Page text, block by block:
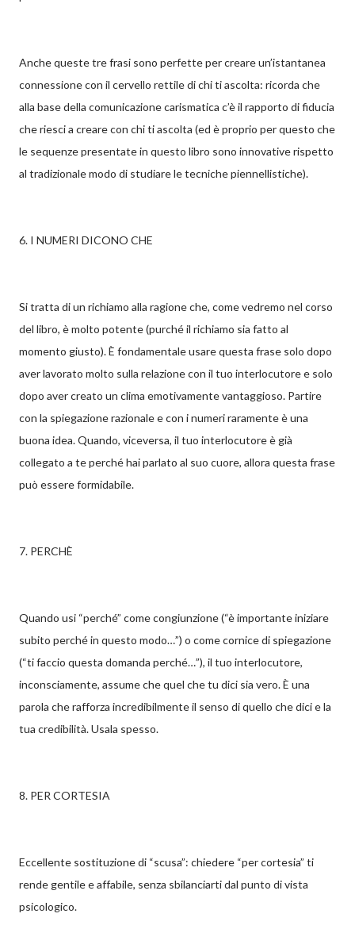
Anche queste tre frasi sono perfette per creare un’istantanea
connessione con il cervello rettile di chi ti ascolta: ricorda che
alla base della comunicazione carismatica c’è il rapporto di fiducia
che riesci a creare con chi ti ascolta (ed è proprio per questo che
le sequenze presentate in questo libro sono innovative rispetto
al tradizionale modo di studiare le tecniche piennellistiche).
6. I NUMERI DICONO CHE
Si tratta di un richiamo alla ragione che, come vedremo nel corso
del libro, è molto potente (purché il richiamo sia fatto al
momento giusto). È fondamentale usare questa frase solo dopo
aver lavorato molto sulla relazione con il tuo interlocutore e solo
dopo aver creato un clima emotivamente vantaggioso. Partire
con la spiegazione razionale e con i numeri raramente è una
buona idea. Quando, viceversa, il tuo interlocutore è già
collegato a te perché hai parlato al suo cuore, allora questa frase
può essere formidabile.
7. PERCHÈ
Quando usi “perché” come congiunzione (“è importante iniziare
subito perché in questo modo…”) o come cornice di spiegazione
(“ti faccio questa domanda perché…”), il tuo interlocutore,
inconsciamente, assume che quel che tu dici sia vero. È una
parola che rafforza incredibilmente il senso di quello che dici e la
tua credibilità. Usala spesso.
8. PER CORTESIA
Eccellente sostituzione di “scusa”: chiedere “per cortesia” ti
rende gentile e affabile, senza sbilanciarti dal punto di vista
psicologico.